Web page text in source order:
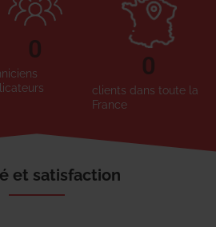
0
clients dans toute la
France
0
et satisfaction